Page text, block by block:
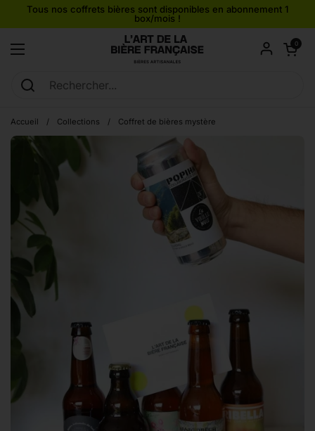
Passer au contenu
Tous nos coffrets bières sont disponibles en abonnement 1
box/mois !
Ouvrir le menu
Ouvrir le
0
Accueil / Collections / Coffret de bières mystère